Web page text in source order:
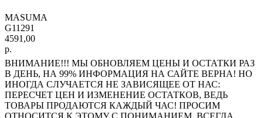
MASUMA
G11291
4591,00
р.
ВНИМАНИЕ!!! МЫ ОБНОВЛЯЕМ ЦЕНЫ И ОСТАТКИ РАЗ
В ДЕНЬ, НА 99% ИНФОРМАЦИЯ НА САЙТЕ ВЕРНА! НО
ИНОГДА СЛУЧАЕТСЯ НЕ ЗАВИСЯЩЕЕ ОТ НАС:
ПЕРЕСЧЕТ ЦЕН И ИЗМЕНЕНИЕ ОСТАТКОВ, ВЕДЬ
ТОВАРЫ ПРОДАЮТСЯ КАЖДЫЙ ЧАС! ПРОСИМ
ОТНОСИТСЯ К ЭТОМУ С ПОНИМАНИЕМ, ВСЕГДА